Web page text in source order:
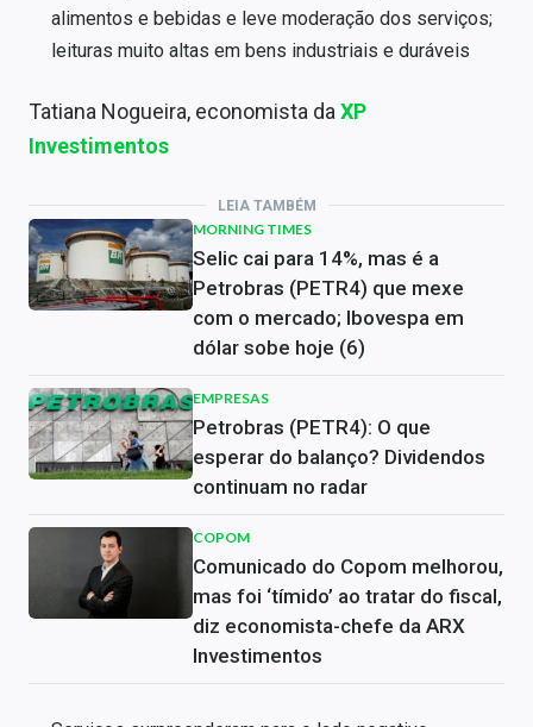
alimentos e bebidas e leve moderação dos serviços;
leituras muito altas em bens industriais e duráveis
Tatiana Nogueira, economista da XP
Investimentos
LEIA TAMBÉM
MORNING TIMES
Selic cai para 14%, mas é a
Petrobras (PETR4) que mexe
com o mercado; Ibovespa em
dólar sobe hoje (6)
EMPRESAS
Petrobras (PETR4): O que
esperar do balanço? Dividendos
continuam no radar
COPOM
Comunicado do Copom melhorou,
mas foi ‘tímido’ ao tratar do fiscal,
diz economista-chefe da ARX
Investimentos